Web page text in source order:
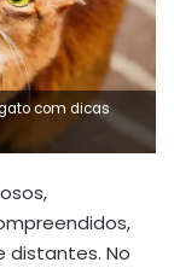
com dicas
distantes. No